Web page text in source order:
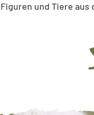
Figuren und Tiere aus